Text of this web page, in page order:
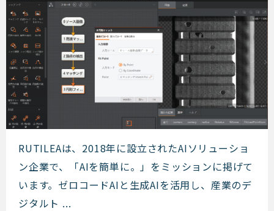
RUTILEA
RUTILEAは、2018年に設立されたAIソリューショ
ン企業で、「AIを簡単に。」をミッションに掲げて
います。ゼロコードAIと生成AIを活用し、産業のデ
ジタルト ...